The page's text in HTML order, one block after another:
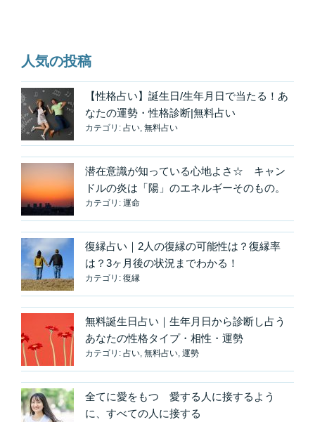
人気の投稿
【性格占い】誕生日/生年月日で当たる！あ
なたの運勢・性格診断|無料占い
カテゴリ: 占い 無料占い
潜在意識が知っている心地よさ☆ キャン
ドルの炎は「陽」のエネルギーそのもの。
カテゴリ: 運命
復縁占い｜2人の復縁の可能性は？復縁率
は？3ヶ月後の状況までわかる！
カテゴリ: 復縁
無料誕生日占い｜生年月日から診断し占う
あなたの性格タイプ・相性・運勢
カテゴリ: 占い 無料占い 運勢
全てに愛をもつ 愛する人に接するよう
に、すべての人に接する